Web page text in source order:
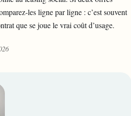
les ligne par ligne : c’est souvent
que se joue le vrai coût d’usage.